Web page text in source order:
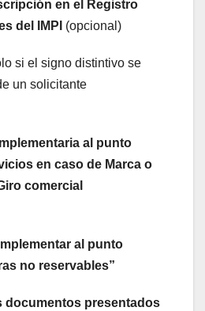
en el Registro
del IMPI (opcional)
si el signo distintivo se
un solicitante
al punto
en caso de Marca o
comercial
al punto
no reservables”
documentos presentados